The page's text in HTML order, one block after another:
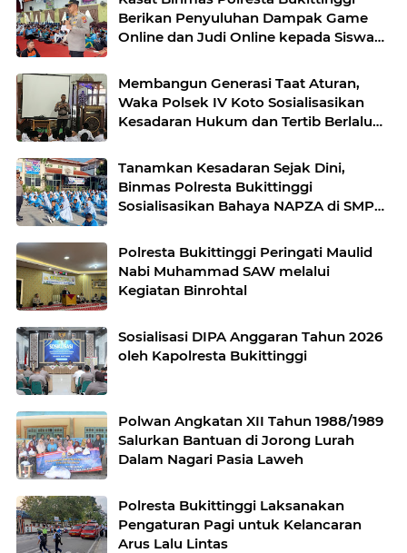
Berikan Penyuluhan Dampak Game
Online dan Judi Online kepada Siswa
Membangun Generasi Taat Aturan,
Waka Polsek IV Koto Sosialisasikan
Kesadaran Hukum dan Tertib Berlalu
Tanamkan Kesadaran Sejak Dini,
Binmas Polresta Bukittinggi
Sosialisasikan Bahaya NAPZA di SMPN
Polresta Bukittinggi Peringati Maulid
Nabi Muhammad SAW melalui
Kegiatan Binrohtal
Sosialisasi DIPA Anggaran Tahun 2026
oleh Kapolresta Bukittinggi
Polwan Angkatan XII Tahun 1988/1989
Salurkan Bantuan di Jorong Lurah
Dalam Nagari Pasia Laweh
Polresta Bukittinggi Laksanakan
Pengaturan Pagi untuk Kelancaran
Arus Lalu Lintas